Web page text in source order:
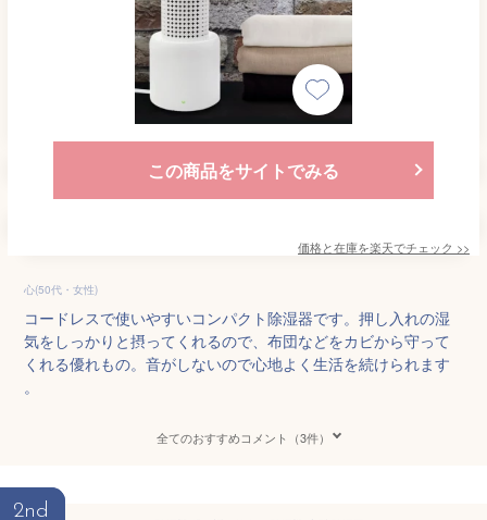
この商品をサイトでみる
価格と在庫を楽天でチェック >>
心(50代・女性)
コードレスで使いやすいコンパクト除湿器です。押し入れの湿
気をしっかりと摂ってくれるので、布団などをカビから守って
くれる優れもの。音がしないので心地よく生活を続けられます
。
全てのおすすめコメント（3件）
2nd